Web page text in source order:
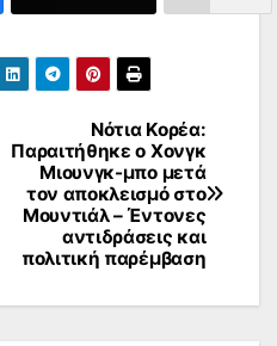
Νότια Κορέα:
Παραιτήθηκε ο Χονγκ
Μιουνγκ-μπο μετά
τον αποκλεισμό στο
Μουντιάλ – Έντονες
αντιδράσεις και
πολιτική παρέμβαση